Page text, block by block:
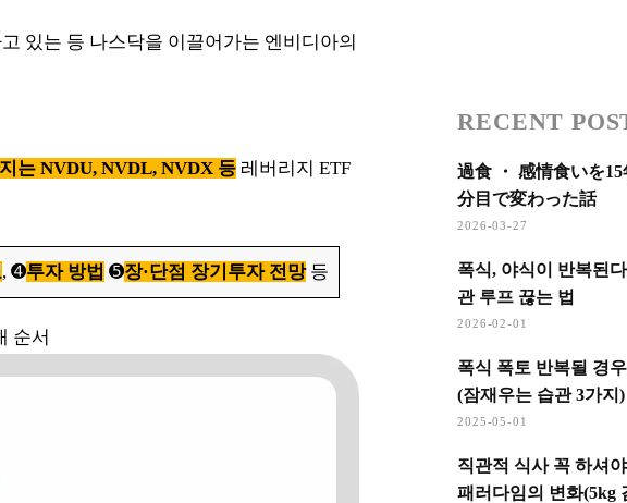
있는 등 나스닥을 이끌어가는 엔비디아의
는 NVDU, NVDL, NVDX 등 레버리지 ETF
, ➍투자 방법 ➎장·단점 장기투자 전망등
순서
RECENT
過食 ・ 感情食いを
分目で変わった話
2026-03-27
폭식, 야식이 반복된
관 루프 끊는 법
2026-02-01
폭식 폭토 반복될 경
(잠재우는 습관 3가지)
2025-05-01
직관적 식사 꼭 하셔
패러다임의 변화(5kg